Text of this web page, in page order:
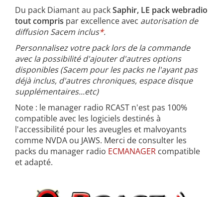
Du pack Diamant au packSaphir, LE pack webradio
tout compris par excellence avec autorisation de
diffusion Sacem inclus*.
Personnalisez votre pack lors de la commande
avec la possibilité d'ajouter d'autres options
disponibles (Sacem pour les packs ne l'ayant pas
déjà inclus, d'autres chroniques, espace disque
supplémentaires...etc)
Note : le manager radio RCAST n'est pas 100%
compatible avec les logiciels destinés à
l'accessibilité pour les aveugles et malvoyants
comme NVDA ou JAWS. Merci de consulter les
packs du manager radio ECMANAGER compatible
et adapté.